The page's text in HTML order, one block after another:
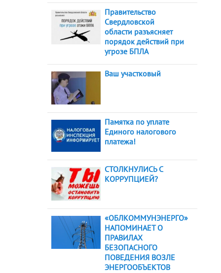
Правительство
Свердловской
области разъясняет
порядок действий при
угрозе БПЛА
Ваш участковый
Памятка по уплате
Единого налогового
платежа!
СТОЛКНУЛИСЬ С
КОРРУПЦИЕЙ?
«ОБЛКОММУНЭНЕРГО»
НАПОМИНАЕТ О
ПРАВИЛАХ
БЕЗОПАСНОГО
ПОВЕДЕНИЯ ВОЗЛЕ
ЭНЕРГООБЪЕКТОВ